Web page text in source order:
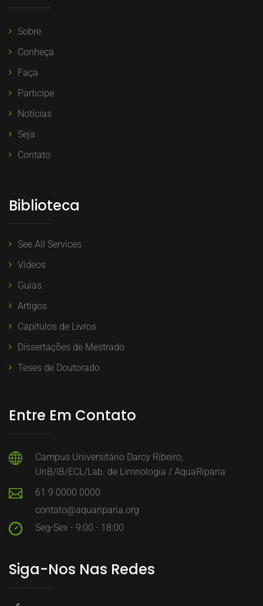
Sobre
Conheça
Faça
Participe
Notícias
Seja
Contato
Biblioteca
See All Services
Vídeos
Guias
Artigos
Capítulos de Livros
Dissertações de Mestrado
Teses de Doutorado
Entre Em Contato
Campus Universitário Darcy Ribeiro,
UnB/IB/ECL/Lab. de Limnologia / AquaRiparia
61 9 0000 0000
contato@aquariparia.org
Seg-Sex - 9:00 - 18:00
Siga-Nos Nas Redes